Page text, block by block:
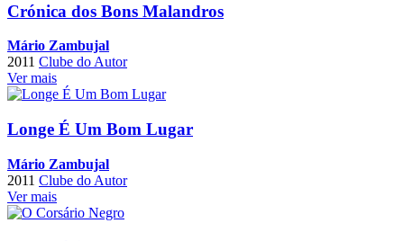
Crónica dos Bons Malandros
Mário Zambujal
2011 Clube do Autor
Ver mais
Longe É Um Bom Lugar
Mário Zambujal
2011 Clube do Autor
Ver mais